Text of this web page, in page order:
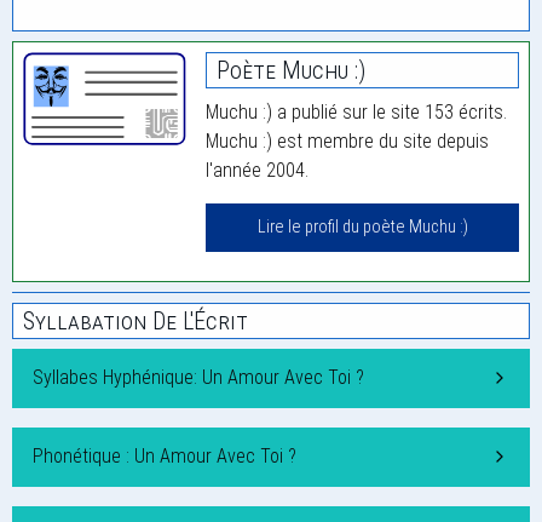
Poète Muchu :)
Muchu :) a publié sur le site 153 écrits.
Muchu :) est membre du site depuis
l'année 2004.
Lire le profil du poète Muchu :)
Syllabation De L'Écrit
Syllabes Hyphénique: Un Amour Avec Toi ?
Phonétique : Un Amour Avec Toi ?